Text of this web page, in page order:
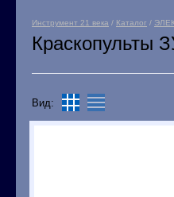
Инструмент 21 века / Каталог /
Краскопульты
Вид: